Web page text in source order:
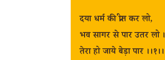
दया धर्म की प्रीत कर लो,
भव सागर से पार उतर लो ।
तेरा हो जाये बेड़ा पार ।।१।।